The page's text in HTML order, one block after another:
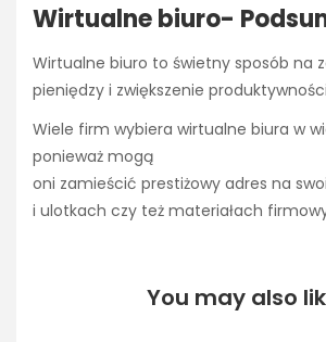
Wirtualne biuro-
Wirtualne biuro to świetny sposób na
pieniędzy i zwiększenie
Wiele firm wybiera wirtualne biura w
ponieważ mogą
oni zamieścić prestiżowy adres na
i ulotkach czy też materiałach
You may also